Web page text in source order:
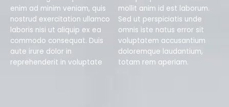
enim ad minim veniam, quis
nostrud exercitation ullamco
laboris nisi ut aliquip ex ea
commodo consequat. Duis
aute irure dolor in
reprehenderit in voluptate
mollit anim id est laborum.
Sed ut perspiciatis unde
omnis iste natus error sit
voluptatem accusantium
doloremque laudantium,
totam rem aperiam.